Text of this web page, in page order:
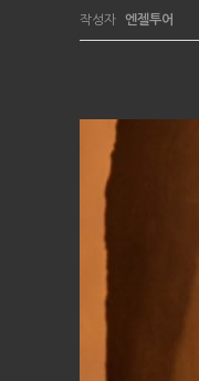
작성자 엔젤투어